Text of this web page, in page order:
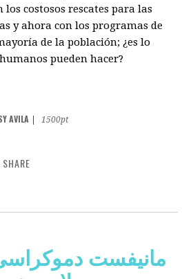
costosos rescates para las
y ahora con los programas de
de la población; ¿es lo
pueden hacer?
AVILA
1500pt
SHARE
مانیفست